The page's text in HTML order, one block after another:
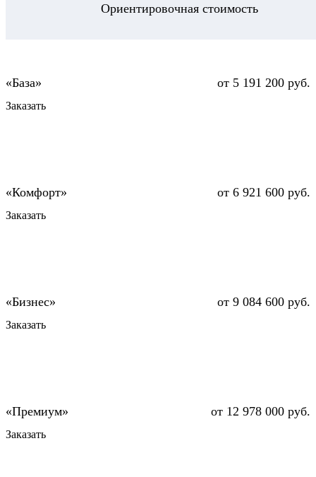
Ориентировочная стоимость
от 5 191 200 руб.
Заказать
от 6 921 600 руб.
Заказать
от 9 084 600 руб.
Заказать
от 12 978 000 руб.
Заказать